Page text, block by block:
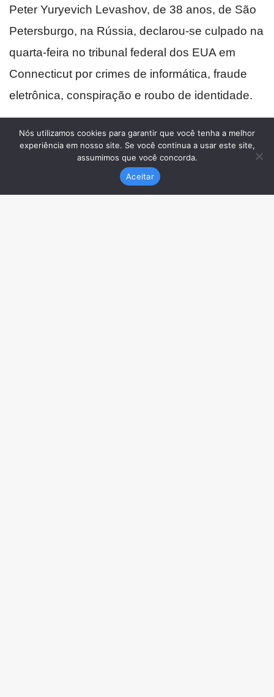
Nós utilizamos cookies para garantir que você tenha a melhor
experiência em nosso site. Se você continua a usar este site,
assumimos que você concorda.
Aceitar